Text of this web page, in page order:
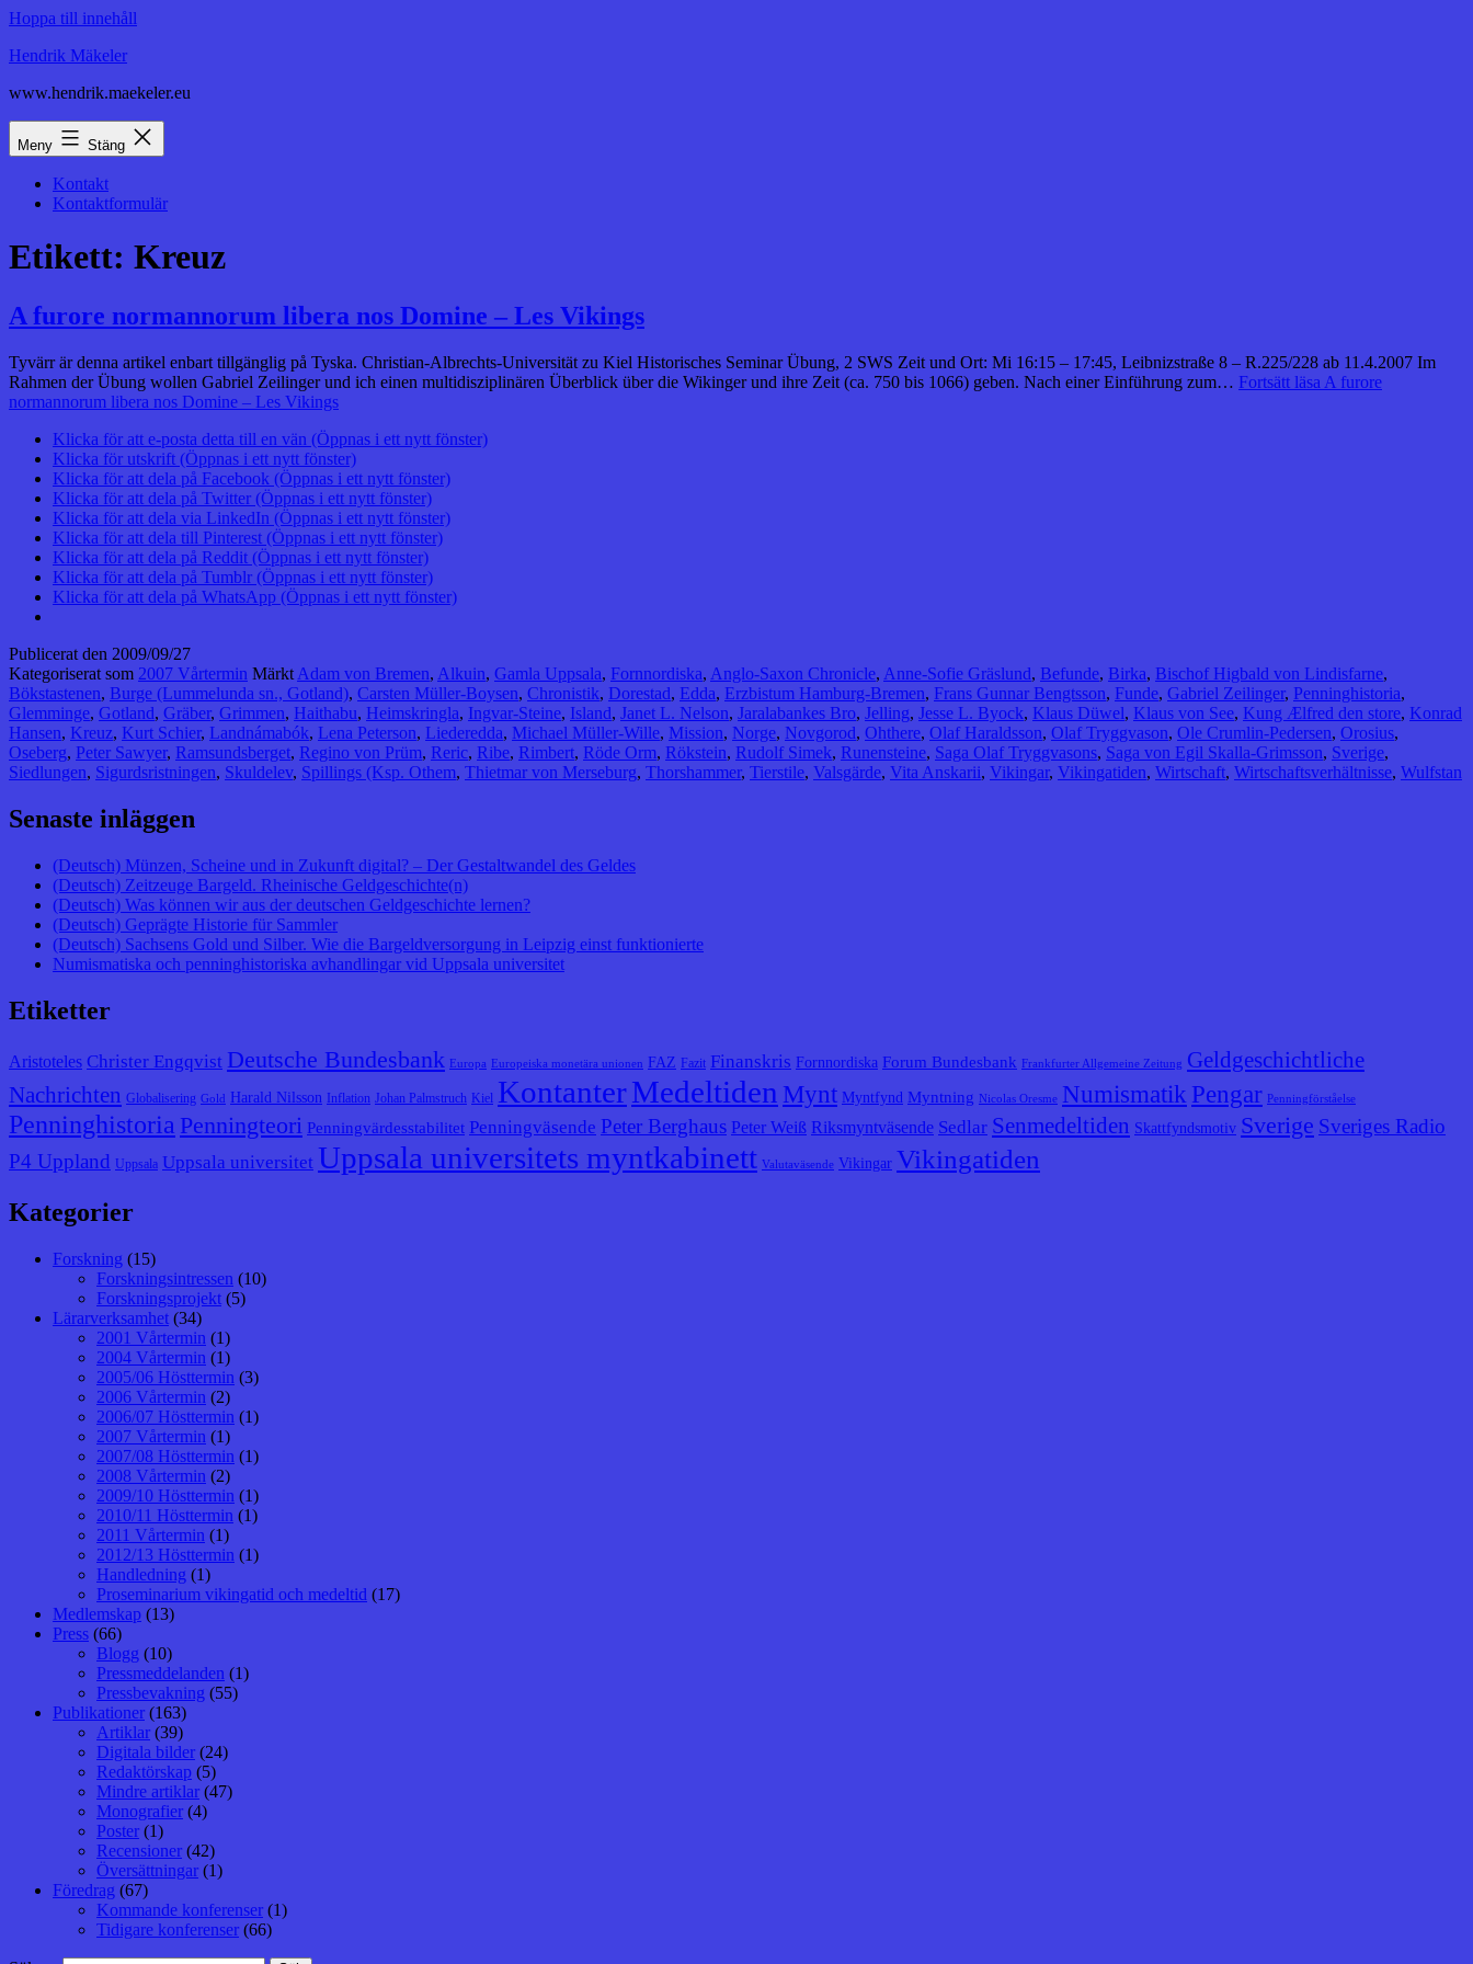
Hoppa till innehåll
Hendrik Mäkeler
www.hendrik.maekeler.eu
Meny Stäng
Kontakt
Kontaktformulär
Etikett: Kreuz
A furore normannorum libera nos Domine – Les Vikings
Tyvärr är denna artikel enbart tillgänglig på Tyska. Christian-Albrechts-Universität zu Kiel Historisches Seminar Übung, 2 SWS Zeit und Ort: Mi 16:15 – 17:45, Leibnizstraße 8 – R.225/228 ab 11.4.2007 Im
Rahmen der Übung wollen Gabriel Zeilinger und ich einen multidisziplinären Überblick über die Wikinger und ihre Zeit (ca. 750 bis 1066) geben. Nach einer Einführung zum… Fortsätt läsa A furore
normannorum libera nos Domine – Les Vikings
Klicka för att e-posta detta till en vän (Öppnas i ett nytt fönster)
Klicka för utskrift (Öppnas i ett nytt fönster)
Klicka för att dela på Facebook (Öppnas i ett nytt fönster)
Klicka för att dela på Twitter (Öppnas i ett nytt fönster)
Klicka för att dela via LinkedIn (Öppnas i ett nytt fönster)
Klicka för att dela till Pinterest (Öppnas i ett nytt fönster)
Klicka för att dela på Reddit (Öppnas i ett nytt fönster)
Klicka för att dela på Tumblr (Öppnas i ett nytt fönster)
Klicka för att dela på WhatsApp (Öppnas i ett nytt fönster)
Publicerat den 2009/09/27
Kategoriserat som 2007 Vårtermin Märkt Adam von Bremen, Alkuin, Gamla Uppsala, Fornnordiska, Anglo-Saxon Chronicle, Anne-Sofie Gräslund, Befunde, Birka, Bischof Higbald von Lindisfarne,
Bökstastenen, Burge (Lummelunda sn., Gotland), Carsten Müller-Boysen, Chronistik, Dorestad, Edda, Erzbistum Hamburg-Bremen, Frans Gunnar Bengtsson, Funde, Gabriel Zeilinger, Penninghistoria,
Glemminge, Gotland, Gräber, Grimmen, Haithabu, Heimskringla, Ingvar-Steine, Island, Janet L. Nelson, Jaralabankes Bro, Jelling, Jesse L. Byock, Klaus Düwel, Klaus von See, Kung Ælfred den store, Konrad
Hansen, Kreuz, Kurt Schier, Landnámabók, Lena Peterson, Liederedda, Michael Müller-Wille, Mission, Norge, Novgorod, Ohthere, Olaf Haraldsson, Olaf Tryggvason, Ole Crumlin-Pedersen, Orosius,
Oseberg, Peter Sawyer, Ramsundsberget, Regino von Prüm, Reric, Ribe, Rimbert, Röde Orm, Rökstein, Rudolf Simek, Runensteine, Saga Olaf Tryggvasons, Saga von Egil Skalla-Grimsson, Sverige,
Siedlungen, Sigurdsristningen, Skuldelev, Spillings (Ksp. Othem, Thietmar von Merseburg, Thorshammer, Tierstile, Valsgärde, Vita Anskarii, Vikingar, Vikingatiden, Wirtschaft, Wirtschaftsverhältnisse, Wulfstan
Senaste inläggen
(Deutsch) Münzen, Scheine und in Zukunft digital? – Der Gestaltwandel des Geldes
(Deutsch) Zeitzeuge Bargeld. Rheinische Geldgeschichte(n)
(Deutsch) Was können wir aus der deutschen Geldgeschichte lernen?
(Deutsch) Geprägte Historie für Sammler
(Deutsch) Sachsens Gold und Silber. Wie die Bargeldversorgung in Leipzig einst funktionierte
Numismatiska och penninghistoriska avhandlingar vid Uppsala universitet
Etiketter
Aristoteles Christer Engqvist Deutsche Bundesbank Europa Europeiska monetära unionen FAZ Fazit Finanskris Fornnordiska Forum Bundesbank Frankfurter Allgemeine Zeitung Geldgeschichtliche
Nachrichten Globalisering Gold Harald Nilsson Inflation Johan Palmstruch Kiel KontanterMedeltiden Mynt Myntfynd Myntning Nicolas Oresme Numismatik Pengar Penningförståelse
Penninghistoria Penningteori Penningvärdesstabilitet Penningväsende Peter Berghaus Peter Weiß Riksmyntväsende Sedlar Senmedeltiden Skattfyndsmotiv Sverige Sveriges Radio
P4 Uppland Uppsala Uppsala universitet Uppsala universitets myntkabinett Valutaväsende Vikingar Vikingatiden
Kategorier
Forskning (15)
Forskningsintressen (10)
Forskningsprojekt (5)
Lärarverksamhet (34)
2001 Vårtermin (1)
2004 Vårtermin (1)
2005/06 Hösttermin (3)
2006 Vårtermin (2)
2006/07 Hösttermin (1)
2007 Vårtermin (1)
2007/08 Hösttermin (1)
2008 Vårtermin (2)
2009/10 Hösttermin (1)
2010/11 Hösttermin (1)
2011 Vårtermin (1)
2012/13 Hösttermin (1)
Handledning (1)
Proseminarium vikingatid och medeltid (17)
Medlemskap (13)
Press (66)
Blogg (10)
Pressmeddelanden (1)
Pressbevakning (55)
Publikationer (163)
Artiklar (39)
Digitala bilder (24)
Redaktörskap (5)
Mindre artiklar (47)
Monografier (4)
Poster (1)
Recensioner (42)
Översättningar (1)
Föredrag (67)
Kommande konferenser (1)
Tidigare konferenser (66)